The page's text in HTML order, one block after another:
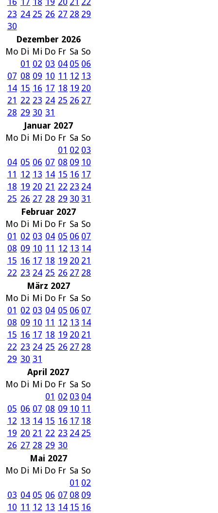
23 24 25 26 27 28 29
30
Dezember 2026
Mo Di Mi Do Fr Sa So
01 02 03 04 05 06
07 08 09 10 11 12 13
14 15 16 17 18 19 20
21 22 23 24 25 26 27
28 29 30 31
Januar 2027
Mo Di Mi Do Fr Sa So
01 02 03
04 05 06 07 08 09 10
11 12 13 14 15 16 17
18 19 20 21 22 23 24
25 26 27 28 29 30 31
Februar 2027
Mo Di Mi Do Fr Sa So
01 02 03 04 05 06 07
08 09 10 11 12 13 14
15 16 17 18 19 20 21
22 23 24 25 26 27 28
März 2027
Mo Di Mi Do Fr Sa So
01 02 03 04 05 06 07
08 09 10 11 12 13 14
15 16 17 18 19 20 21
22 23 24 25 26 27 28
29 30 31
April 2027
Mo Di Mi Do Fr Sa So
01 02 03 04
05 06 07 08 09 10 11
12 13 14 15 16 17 18
19 20 21 22 23 24 25
26 27 28 29 30
Mai 2027
Mo Di Mi Do Fr Sa So
01 02
03 04 05 06 07 08 09
10 11 12 13 14 15 16